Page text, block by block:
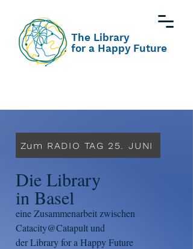
The Library
for a Happy Future
Zum RADIO TAG 25. JUNI
Die Library
in Basel
eine Zusammenarbeit zwischen
Catacity@Catapult und
der Library for a Happy Future